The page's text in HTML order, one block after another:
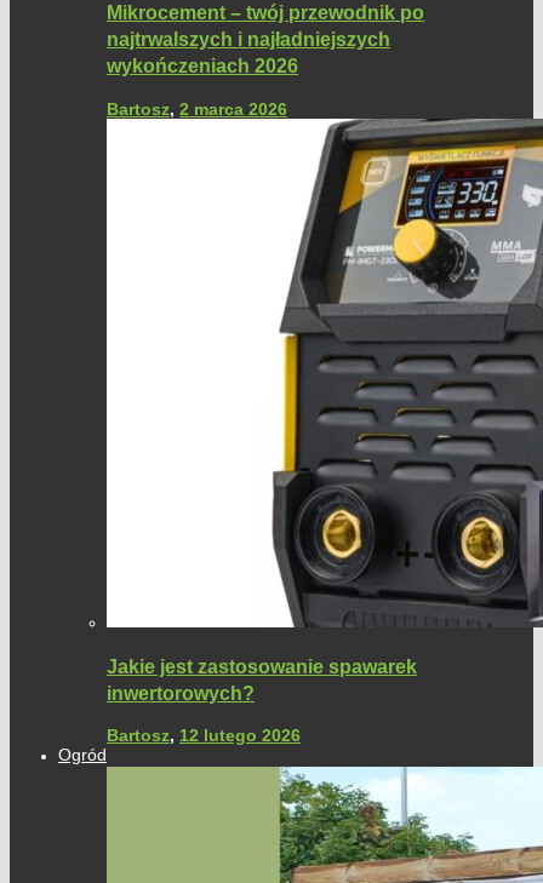
Mikrocement – twój przewodnik po
najtrwalszych i najładniejszych
wykończeniach 2026
Bartosz, 2 marca 2026
Jakie jest zastosowanie spawarek
inwertorowych?
Bartosz, 12 lutego 2026
Ogród